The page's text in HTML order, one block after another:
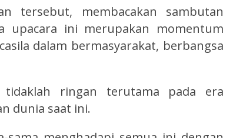
tersebut, membacakan sambutan
upacara ini merupakan momentum
dalam bermasyarakat, berbangsa
tidaklah ringan terutama pada era
dunia saat ini.